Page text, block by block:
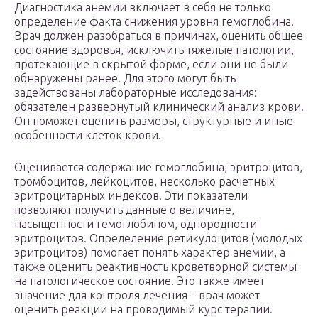
Диагностика анемии включает в себя не только
определение факта снижения уровня гемоглобина.
Врач должен разобраться в причинах, оценить общее
состояние здоровья, исключить тяжелые патологии,
протекающие в скрытой форме, если они не были
обнаружены ранее. Для этого могут быть
задействованы лабораторные исследования:
обязателен развернутый клинический анализ крови.
Он поможет оценить размеры, структурные и иные
особенности клеток крови.
Оценивается содержание гемоглобина, эритроцитов,
тромбоцитов, лейкоцитов, несколько расчетных
эритроцитарных индексов. Эти показатели
позволяют получить данные о величине,
насыщенности гемоглобином, однородности
эритроцитов. Определение ретикулоцитов (молодых
эритроцитов) помогает понять характер анемии, а
также оценить реактивность кроветворной системы
на патологическое состояние. Это также имеет
значение для контроля лечения – врач может
оценить реакции на проводимый курс терапии.